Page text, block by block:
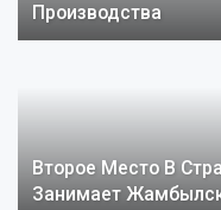
Производства
Жамбылской
Второе Место В
Занимает